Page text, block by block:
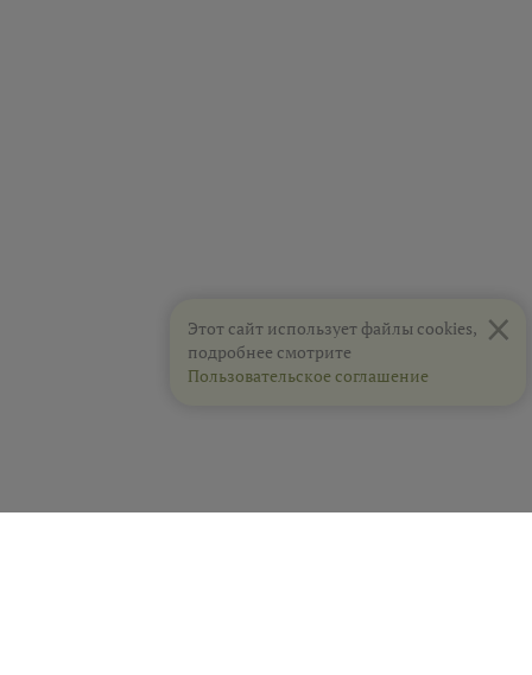
×
Этот сайт использует файлы cookies,
подробнее смотрите
Пользовательское соглашение